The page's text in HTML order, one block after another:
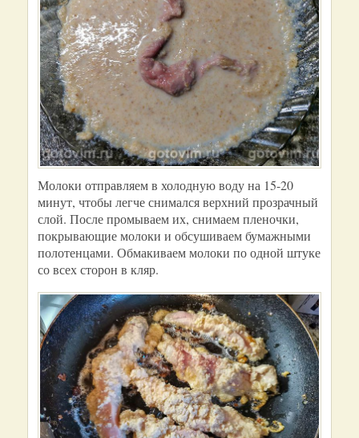
Молоки отправляем в холодную воду на 15-20
минут, чтобы легче снимался верхний прозрачный
слой. После промываем их, снимаем пленочки,
покрывающие молоки и обсушиваем бумажными
полотенцами. Обмакиваем молоки по одной штуке
со всех сторон в кляр.